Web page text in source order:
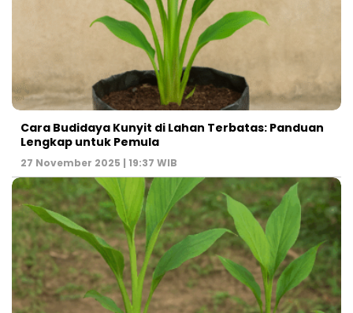
Cara Budidaya Kunyit di Lahan Terbatas: Panduan
Lengkap untuk Pemula
27 November 2025 | 19:37 WIB